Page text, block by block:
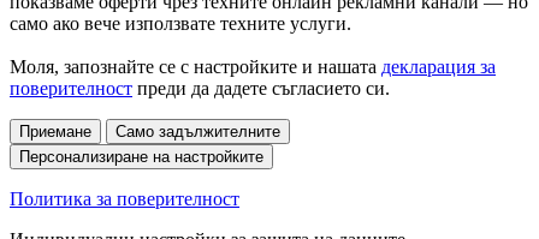
само ако вече използвате техните услуги.
Моля, запознайте се с настройките и нашата декларация за
поверителност преди да дадете съгласието си.
Приемане
Само задължителните
Персонализиране на настройките
Политика за поверителност